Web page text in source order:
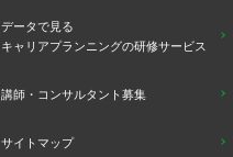
データで見る
キャリアプランニングの研修サービス
講師・コンサルタント募集
サイトマップ